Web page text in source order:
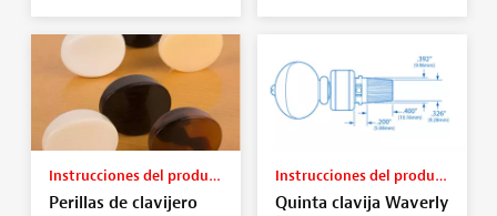
Instrucciones del producto
Perillas de clavijero
Instrucciones del producto
Quinta clavija Waverly